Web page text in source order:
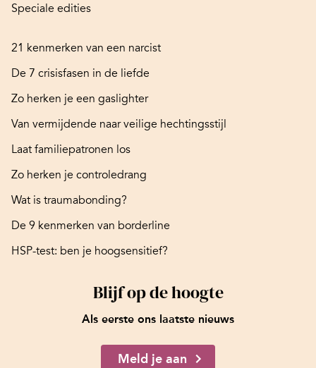
Speciale edities
21 kenmerken van een narcist
De 7 crisisfasen in de liefde
Zo herken je een gaslighter
Van vermijdende naar veilige hechtingsstijl
Laat familiepatronen los
Zo herken je controledrang
Wat is traumabonding?
De 9 kenmerken van borderline
HSP-test: ben je hoogsensitief?
Blijf op de hoogte
Als eerste ons laatste nieuws
Meld je aan